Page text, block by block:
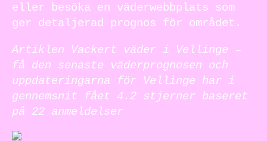
eller besöka en väderwebbplats som
ger detaljerad prognos för området.
Artiklen Vackert väder i Vellinge –
få den senaste väderprognosen och
uppdateringarna för Vellinge har i
gennemsnit fået 4.2 stjerner baseret
på 22 anmeldelser